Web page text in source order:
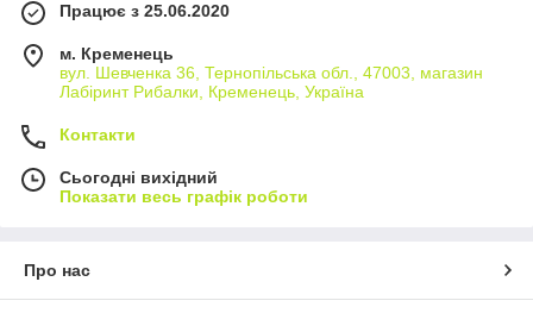
Працює з 25.06.2020
м. Кременець
вул. Шевченка 36, Тернопільська обл., 47003, магазин
Лабіринт Рибалки, Кременець, Україна
Контакти
Сьогодні вихідний
Показати весь графік роботи
Про нас